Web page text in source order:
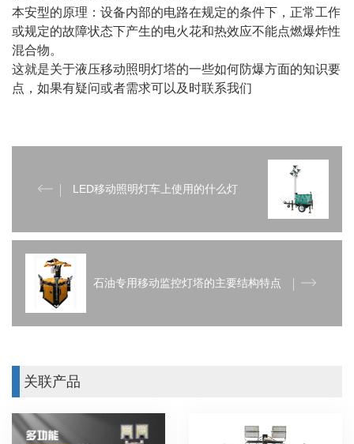
本安型的原理：设备内部的电路在规定的条件下，正常工作
或规定的故障状态下产生的电火花和热效应不能点燃爆炸性
混合物。
这就是关于液压移动照明灯塔的一些如何防爆方面的知识要
点，如果有疑问或者需求可以及时联系我们
LED移动照明灯车上使用的什么灯
石油专用移动监控灯塔的主要结构特点
关联产品